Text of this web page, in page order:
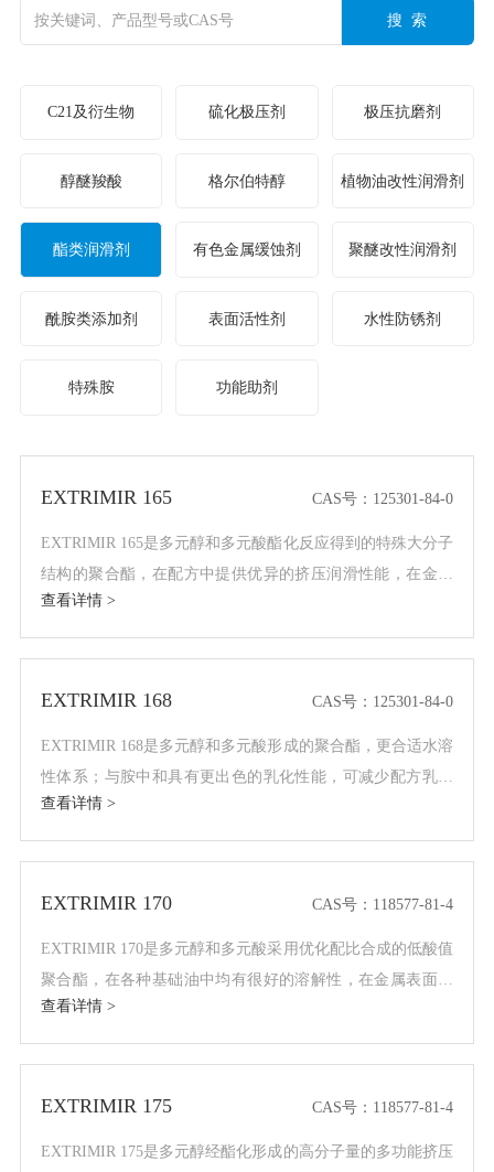
搜 索
C21及衍生物 硫化极压剂 极压抗磨剂
醇醚羧酸 格尔伯特醇 植物油改性润滑剂
酯类润滑剂 有色金属缓蚀剂 聚醚改性润滑剂
酰胺类添加剂 表面活性剂 水性防锈剂
特殊胺 功能助剂
EXTRIMIR 165
EXTRIMIR 165是多元醇和多元酸酯化反应得到的特殊大分子
结构的聚合酯，在配方中提供优异的挤压润滑性能，在金属
切削和成型加工过程中，能在金属表面间形成边界润滑，减
少摩擦磨损。更适合油性加工，也可以用在水性切削液，增
CAS号：125301-84-0
查看详情 >
EXTRIMIR 168
EXTRIMIR 168是多元醇和多元酸形成的聚合酯，更合适水溶
性体系；与胺中和具有更出色的乳化性能，可减少配方乳化
剂用量；在水性体系中体现更出色的抑泡、消泡性能和更出
色的润滑和挤压性能；高饱和结构为其提供了更佳的生物安
CAS号：125301-84-0
查看详情 >
EXTRIMIR 170
EXTRIMIR 170是多元醇和多元酸采用优化配比合成的低酸值
聚合酯，在各种基础油中均有很好的溶解性，在金属表面间
形成边界润滑，减少摩擦磨损。与高碱值磺酸盐的兼容性更
好。
CAS号：118577-81-4
查看详情 >
EXTRIMIR 175
EXTRIMIR 175是多元醇经酯化形成的高分子量的多功能挤压
CAS号：118577-81-4